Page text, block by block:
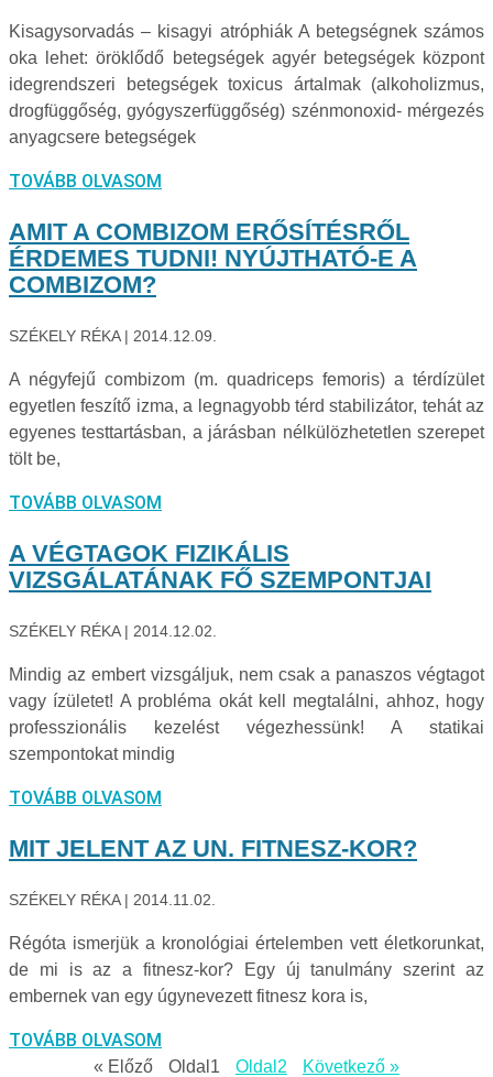
Kisagysorvadás – kisagyi atróphiák A betegségnek számos
oka lehet: öröklődő betegségek agyér betegségek központ
idegrendszeri betegségek toxicus ártalmak (alkoholizmus,
drogfüggőség, gyógyszerfüggőség) szénmonoxid- mérgezés
anyagcsere betegségek
TOVÁBB OLVASOM
AMIT A COMBIZOM ERŐSÍTÉSRŐL
ÉRDEMES TUDNI! NYÚJTHATÓ-E A
COMBIZOM?
SZÉKELY RÉKA 2014.12.09.
A négyfejű combizom (m. quadriceps femoris) a térdízület
egyetlen feszítő izma, a legnagyobb térd stabilizátor, tehát az
egyenes testtartásban, a járásban nélkülözhetetlen szerepet
tölt be,
TOVÁBB OLVASOM
A VÉGTAGOK FIZIKÁLIS
VIZSGÁLATÁNAK FŐ SZEMPONTJAI
SZÉKELY RÉKA 2014.12.02.
Mindig az embert vizsgáljuk, nem csak a panaszos végtagot
vagy ízületet! A probléma okát kell megtalálni, ahhoz, hogy
professzionális kezelést végezhessünk! A statikai
szempontokat mindig
TOVÁBB OLVASOM
MIT JELENT AZ UN. FITNESZ-KOR?
SZÉKELY RÉKA 2014.11.02.
Régóta ismerjük a kronológiai értelemben vett életkorunkat,
de mi is az a fitnesz-kor? Egy új tanulmány szerint az
embernek van egy úgynevezett fitnesz kora is,
TOVÁBB OLVASOM
« Előző Oldal 1 Oldal 2 Következő »